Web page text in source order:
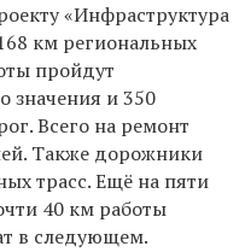
«Инфраструктура
км региональных
пройдут
значения и 350
Всего на ремонт
Также дорожники
трасс. Ещё на пяти
40 км работы
в следующем.